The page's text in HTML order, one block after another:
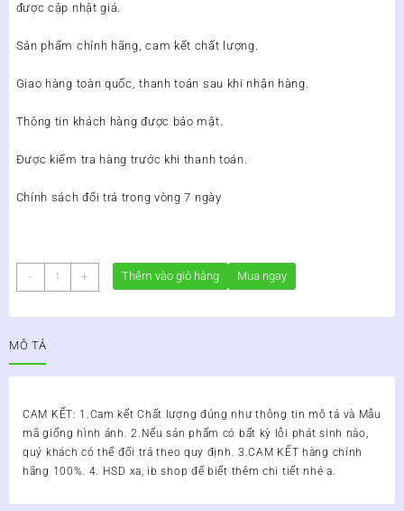
được cập nhật giá.
Sản phẩm chính hãng, cam kết chất lượng.
Giao hàng toàn quốc, thanh toán sau khi nhận hàng.
Thông tin khách hàng được bảo mật.
Được kiểm tra hàng trước khi thanh toán.
Chính sách đổi trả trong vòng 7 ngày
-
Xịt
Heroskin
Lọ
50ml
lượng
+ Thêm vào giỏ hàng Mua ngay
MÔ TẢ
CAM KẾT: 1.Cam kết Chất lượng đúng như thông tin mô tả và Mẫu
mã giống hình ảnh. 2.Nếu sản phẩm có bất kỳ lỗi phát sinh nào,
quý khách có thể đổi trả theo quy định. 3.CAM KẾT hàng chính
hãng 100%. 4. HSD xa, ib shop để biết thêm chi tiết nhé ạ.